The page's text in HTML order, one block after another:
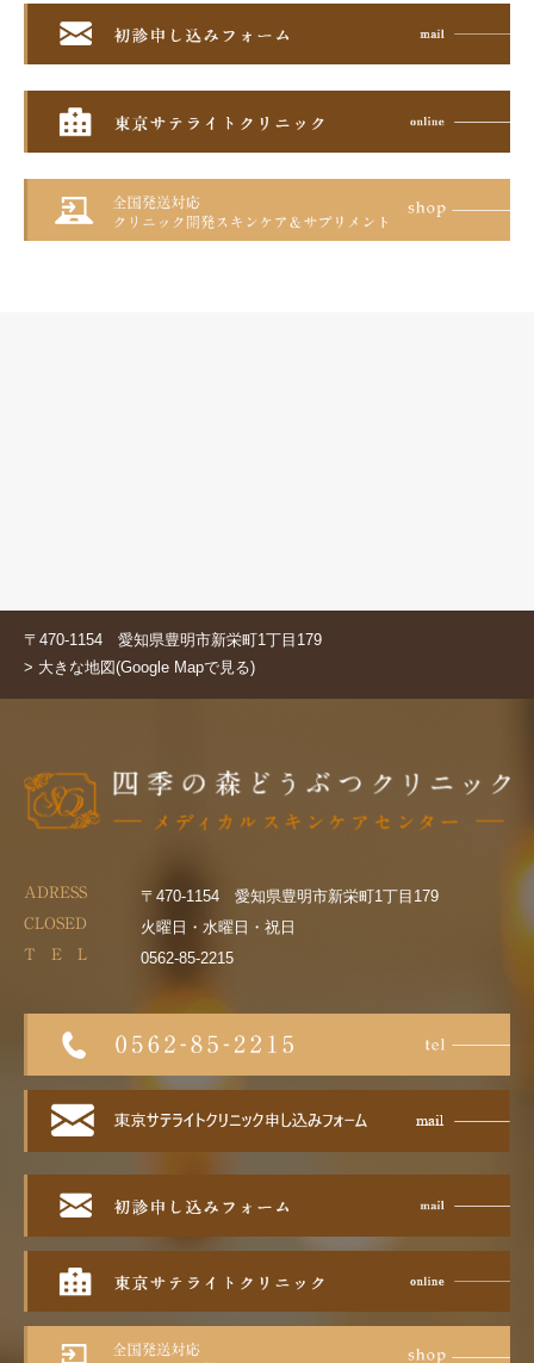
〒470-1154 愛知県豊明市新栄町1丁目179
> 大きな地図(Google Mapで見る)
ADRESS 〒470-1154 愛知県豊明市新栄町1丁目179
CLOSED 火曜日・水曜日・祝日
T E L 0562-85-2215